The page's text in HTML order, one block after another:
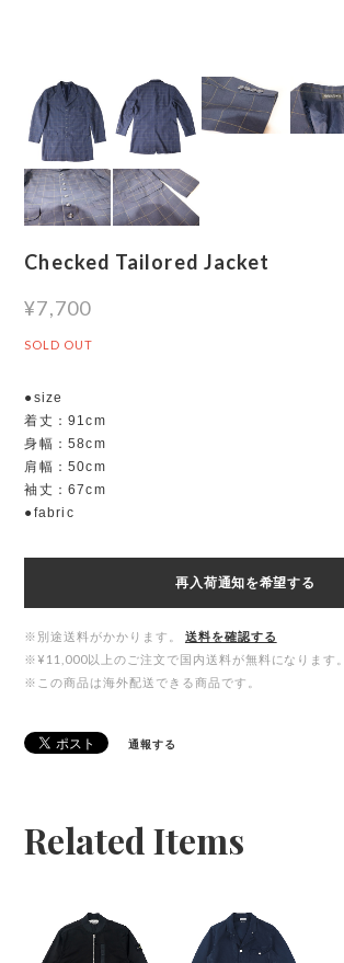
Checked Tailored Jacket
¥7,700
SOLD OUT
●size
着丈：91cm
身幅：58cm
肩幅：50cm
袖丈：67cm
●fabric
再入荷通知を希望する
※別途送料がかかります。
送料を確認する
※¥11,000以上のご注文で国内送料が無料になります。
※この商品は海外配送できる商品です。
通報する
Related Items